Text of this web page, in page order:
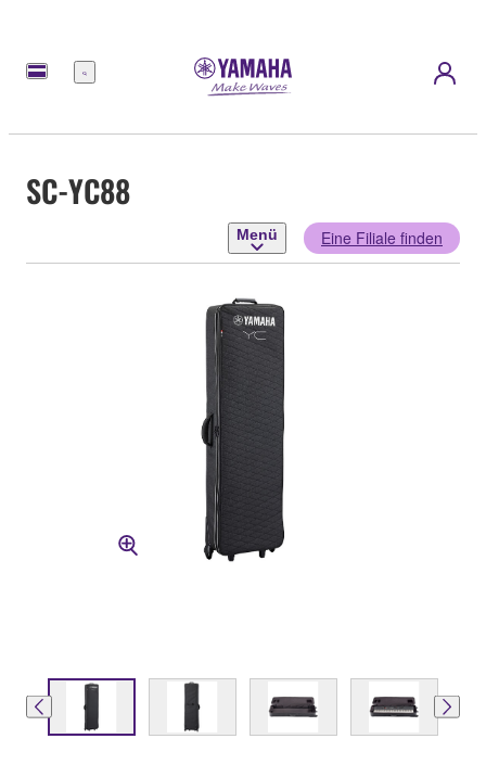
Menü
SC-YC88
Menü Eine Filiale finden